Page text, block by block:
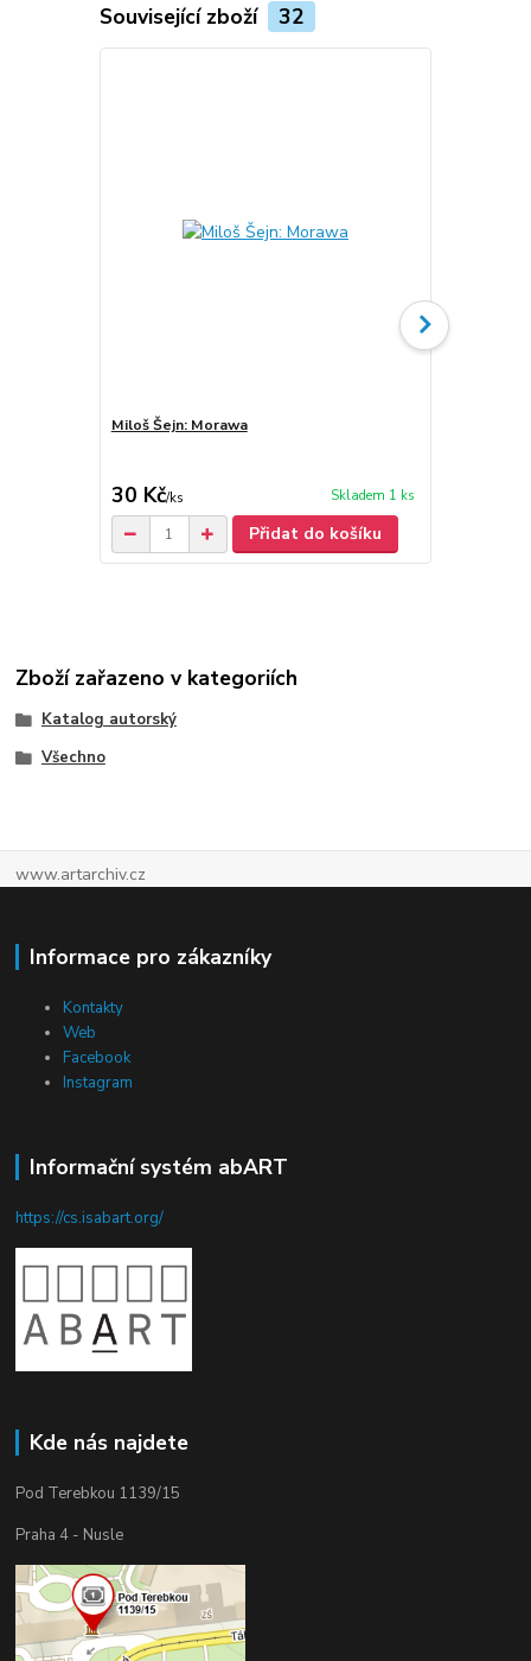
Související zboží 32
Miloš Šejn: Morawa
30 Kč/ks Skladem 1 ks
Přidat do košíku
Zboží zařazeno v kategoriích
Katalog autorský
Všechno
www.artarchiv.cz
Informace pro zákazníky
Kontakty
Web
Facebook
Instagram
Informační systém abART
https://cs.isabart.org/
Kde nás najdete
Pod Terebkou 1139/15
Praha 4 - Nusle